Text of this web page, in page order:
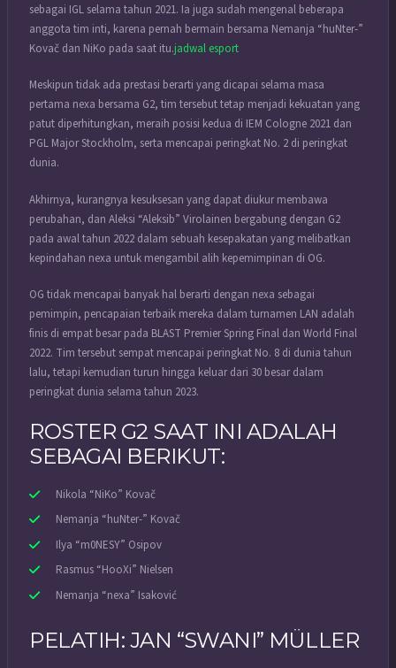
sebagai IGL selama tahun 2021. Ia juga sudah mengenal beberapa
anggota tim inti, karena pernah bermain bersama Nemanja “⁠huNter-⁠”
Kovač dan NiKo pada saat itu.jadwal esport
Meskipun tidak ada prestasi berarti yang dicapai selama masa
pertama nexa bersama G2, tim tersebut tetap menjadi kekuatan yang
patut diperhitungkan, meraih posisi kedua di IEM Cologne 2021 dan
PGL Major Stockholm, serta mencapai peringkat No. 2 di peringkat
dunia.
Akhirnya, kurangnya kesuksesan yang dapat diukur membawa
perubahan, dan Aleksi “⁠Aleksib⁠” Virolainen bergabung dengan G2
pada awal tahun 2022 dalam sebuah kesepakatan yang melibatkan
kepindahan nexa untuk mengambil alih kepemimpinan di OG.
OG tidak mencapai banyak hal berarti dengan nexa sebagai
pemimpin, pencapaian terbaik mereka dalam turnamen LAN adalah
finis di empat besar pada BLAST Premier Spring Final dan World Final
2022. Tim tersebut sempat mencapai peringkat No. 8 di dunia tahun
lalu, tetapi kemudian turun hingga keluar dari 30 besar dalam
peringkat dunia selama tahun 2023.
ROSTER G2 SAAT INI ADALAH
SEBAGAI BERIKUT:
Nikola “⁠NiKo⁠” Kovač
Nemanja “⁠huNter-⁠” Kovač
Ilya “⁠m0NESY⁠” Osipov
Rasmus “⁠HooXi⁠” Nielsen
Nemanja “⁠nexa⁠” Isaković
PELATIH: JAN “⁠SWANI⁠” MÜLLER